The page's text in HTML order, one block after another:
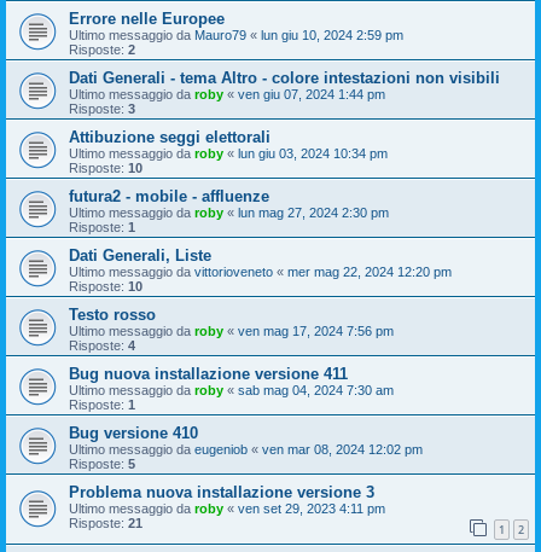
Errore nelle Europee
Ultimo messaggio da Mauro79 « lun giu 10, 2024 2:59 pm
Risposte: 2
Dati Generali - tema Altro - colore intestazioni non visibili
Ultimo messaggio da roby « ven giu 07, 2024 1:44 pm
Risposte: 3
Attibuzione seggi elettorali
Ultimo messaggio da roby « lun giu 03, 2024 10:34 pm
Risposte: 10
futura2 - mobile - affluenze
Ultimo messaggio da roby « lun mag 27, 2024 2:30 pm
Risposte: 1
Dati Generali, Liste
Ultimo messaggio da vittorioveneto « mer mag 22, 2024 12:20 pm
Risposte: 10
Testo rosso
Ultimo messaggio da roby « ven mag 17, 2024 7:56 pm
Risposte: 4
Bug nuova installazione versione 411
Ultimo messaggio da roby « sab mag 04, 2024 7:30 am
Risposte: 1
Bug versione 410
Ultimo messaggio da eugeniob « ven mar 08, 2024 12:02 pm
Risposte: 5
Problema nuova installazione versione 3
Ultimo messaggio da roby « ven set 29, 2023 4:11 pm
Risposte: 21 1 2